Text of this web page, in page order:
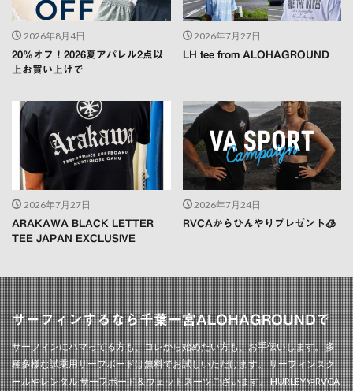
2026年8月4日
20％オフ！2026夏アパレル2点以
上お買い上げで
2026年7月27日
LH tee from ALOHAGROUND
2026年7月27日
ARAKAWA BLACK LETTER
TEE JAPAN EXCLUSIVE
2026年7月24日
RVCAからひんやりプレゼント🧊
サーフィンするなら千葉一宮ALOHAGROUNDで
サーフィンにハマってる方も、コレから始めたい方も、お手伝いします。 多
種多様な試乗用サーフボードは無料でお試しいただけます。 サーフィンスク
ールやレンタル サーフボード＆ウェットスーツございます。 HURLEYやRVCA